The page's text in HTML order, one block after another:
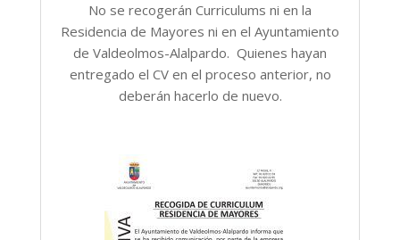
No se recogerán Curriculums ni en la
Residencia de Mayores ni en el Ayuntamiento
de Valdeolmos-Alalpardo. Quienes hayan
entregado el CV en el proceso anterior, no
deberán hacerlo de nuevo.